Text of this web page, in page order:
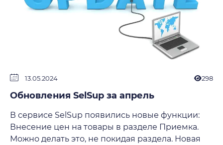
13.05.2024 298
Обновления SelSup за апрель
В сервисе SelSup появились новые функции:
Внесение цен на товары в разделе Приемка.
Можно делать это, не покидая раздела. Новая